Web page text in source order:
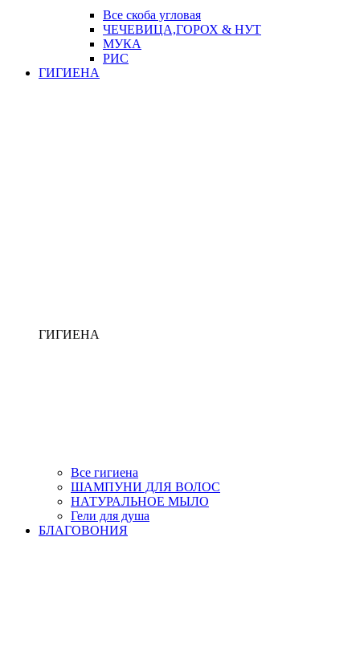
Все скоба угловая
ЧЕЧЕВИЦА,ГОРОХ & НУТ
МУКА
РИС
ГИГИЕНА
ГИГИЕНА
Все гигиена
ШАМПУНИ ДЛЯ ВОЛОС
НАТУРАЛЬНОЕ МЫЛО
Гели для душа
БЛАГОВОНИЯ